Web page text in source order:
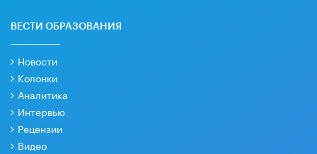
ВЕСТИ ОБРАЗОВАНИЯ
Новости
Колонки
Аналитика
Интервью
Рецензии
Видео